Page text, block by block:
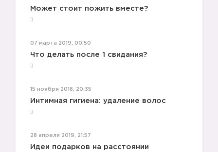
Может стоит пожить вместе?
07 марта 2019, 00:50
Что делать после 1 свидания?
15 ноября 2018, 20:35
Интимная гигиена: удаление волос
28 апреля 2019, 21:57
Идеи подарков на расстоянии